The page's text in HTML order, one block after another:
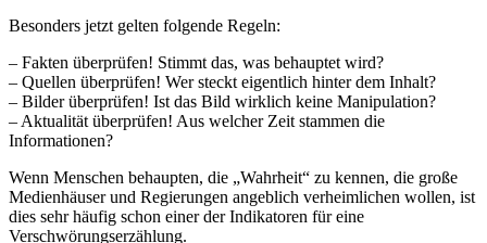
Besonders jetzt gelten folgende Regeln:
– Fakten überprüfen! Stimmt das, was behauptet wird?
– Quellen überprüfen! Wer steckt eigentlich hinter dem Inhalt?
– Bilder überprüfen! Ist das Bild wirklich keine Manipulation?
– Aktualität überprüfen! Aus welcher Zeit stammen die
Informationen?
Wenn Menschen behaupten, die „Wahrheit“ zu kennen, die große
Medienhäuser und Regierungen angeblich verheimlichen wollen, ist
dies sehr häufig schon einer der Indikatoren für eine
Verschwörungserzählung.